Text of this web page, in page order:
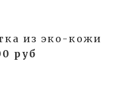
из эко-кожи
руб